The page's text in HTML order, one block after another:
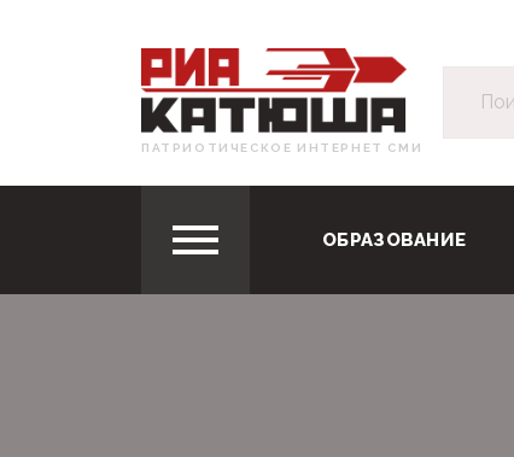
ПАТРИОТИЧЕСКОЕ ИНТЕРНЕТ СМИ
ОБРАЗОВАНИЕ